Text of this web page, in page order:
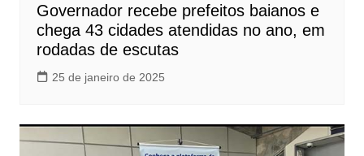
Governador recebe prefeitos baianos e
chega 43 cidades atendidas no ano, em
rodadas de escutas
25 de janeiro de 2025